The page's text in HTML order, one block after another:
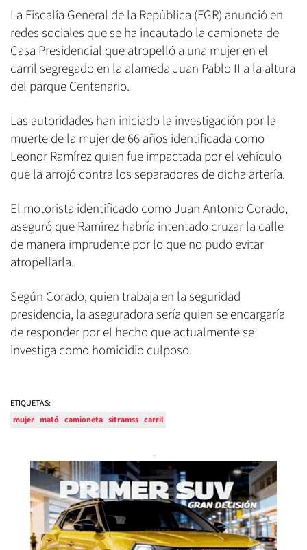
La Fiscalía General de la República (FGR) anunció en
redes sociales que se ha incautado la camioneta de
Casa Presidencial que atropelló a una mujer en el
carril segregado en la alameda Juan Pablo II a la altura
del parque Centenario.
Las autoridades han iniciado la investigación por la
muerte de la mujer de 66 años identificada como
Leonor Ramírez quien fue impactada por el vehículo
que la arrojó contra los separadores de dicha artería.
El motorista identificado como Juan Antonio Corado,
aseguró que Ramírez habría intentado cruzar la calle
de manera imprudente por lo que no pudo evitar
atropellarla.
Según Corado, quien trabaja en la seguridad
presidencia, la aseguradora sería quien se encargaría
de responder por el hecho que actualmente se
investiga como homicidio culposo.
ETIQUETAS:
mujer mató camioneta sitramss carril